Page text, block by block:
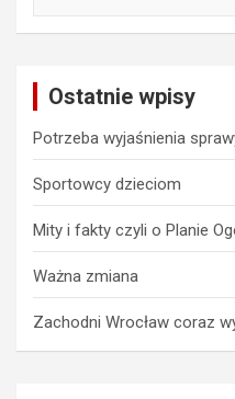
Ostatnie wpisy
Potrzeba wyjaśnienia
Sportowcy dzieciom
Mity i fakty czyli o Planie
Ważna zmiana
Zachodni Wrocław coraz